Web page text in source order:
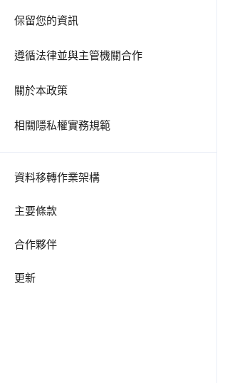
保留您的資訊
遵循法律並與主管機關合作
關於本政策
相關隱私權實務規範
資料移轉作業架構
主要條款
合作夥伴
更新